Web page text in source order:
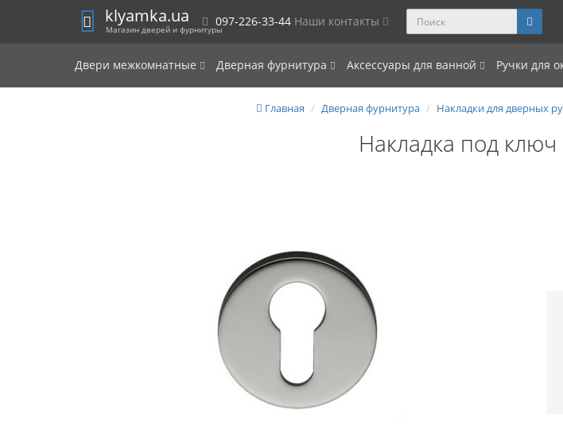
klyamka.ua
Магазин дверей и фурнитуры
097-226-33-44 Наши контакты
Двери межкомнатные Дверная фурнитура Аксессуары для ванной Ручки для
Главная Дверная фурнитура Накладки для дверных
Накладка под ключ